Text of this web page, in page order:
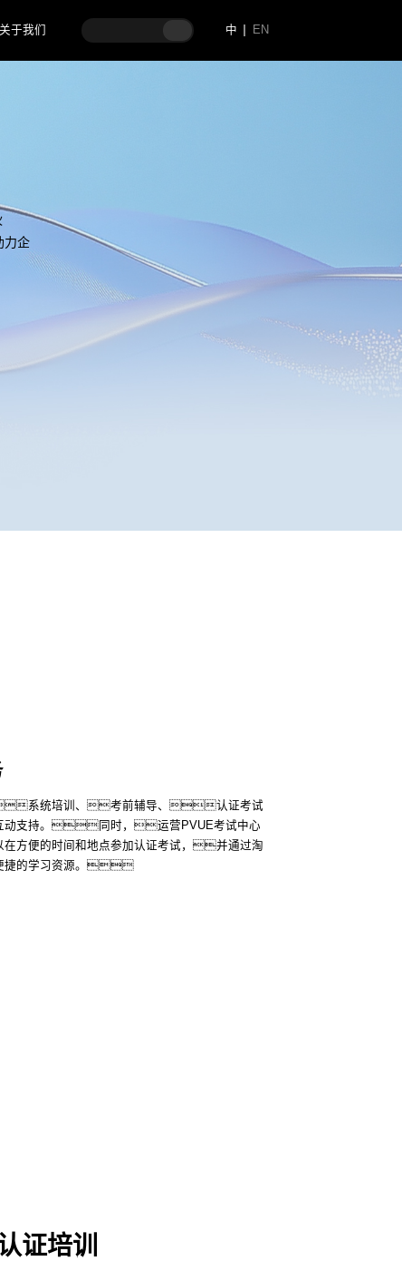
关于我们 中 EN
企
系统培训、考前辅导、认证考试
动支持。同时，运营PVUE考试中心
方便的时间和地点参加认证考试，并通过淘
捷的学习资源。
证培训